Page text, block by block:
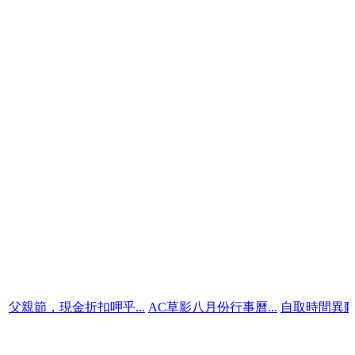
現金折扣呷乎... AC草影八月份行事曆... 自取時間異動說明（